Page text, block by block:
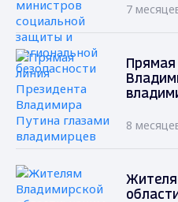
7
Прямая
8